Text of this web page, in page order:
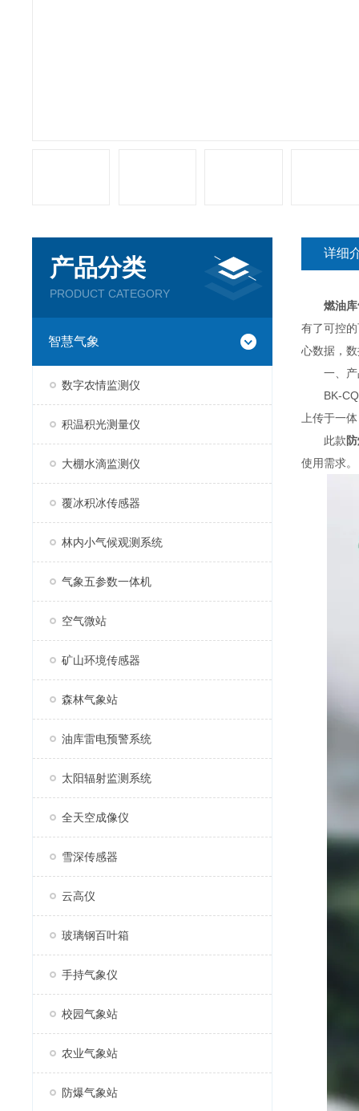
产品分类
PRODUCT CATEGORY
智慧气象
数字农情监测仪
积温积光测量仪
大棚水滴监测仪
覆冰积冰传感器
林内小气候观测系统
气象五参数一体机
空气微站
矿山环境传感器
森林气象站
油库雷电预警系统
太阳辐射监测系统
全天空成像仪
雪深传感器
云高仪
玻璃钢百叶箱
手持气象仪
校园气象站
农业气象站
防爆气象站
详细
燃油
有了可控
心数据，
一、产
BK-CQX
上传于一
此款
使用需求。